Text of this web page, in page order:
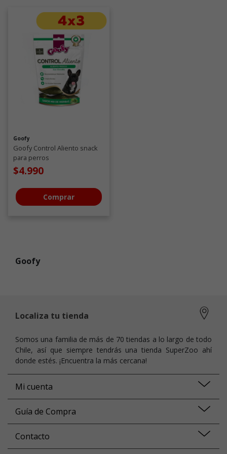
Goofy
Goofy Control Aliento snack
para perros
$4.990
Comprar
Goofy
Localiza tu tienda
Somos una familia de más de 70 tiendas a lo largo de todo
Chile, así que siempre tendrás una tienda SuperZoo ahí
donde estés. ¡Encuentra la más cercana!
Mi cuenta
Guía de Compra
Contacto